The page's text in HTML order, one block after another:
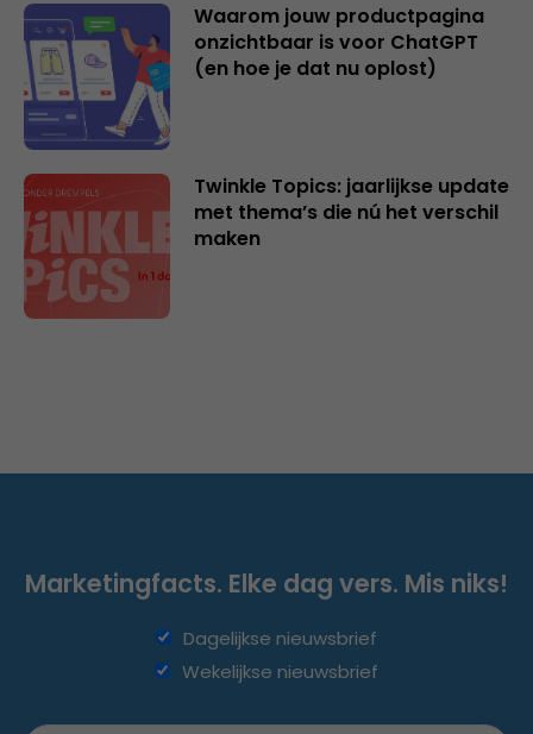
Waarom jouw productpagina
onzichtbaar is voor ChatGPT
(en hoe je dat nu oplost)
Twinkle Topics: jaarlijkse update
met thema’s die nú het verschil
maken
Marketingfacts. Elke dag vers. Mis niks!
Dagelijkse nieuwsbrief
Wekelijkse nieuwsbrief